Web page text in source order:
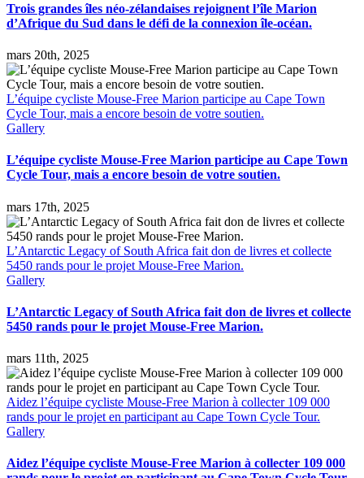
Trois grandes îles néo-zélandaises rejoignent l’île Marion
d’Afrique du Sud dans le défi de la connexion île-océan.
mars 20th, 2025
L’équipe cycliste Mouse-Free Marion participe au Cape Town
Cycle Tour, mais a encore besoin de votre soutien.
Gallery
L’équipe cycliste Mouse-Free Marion participe au Cape Town
Cycle Tour, mais a encore besoin de votre soutien.
mars 17th, 2025
L’Antarctic Legacy of South Africa fait don de livres et collecte
5450 rands pour le projet Mouse-Free Marion.
Gallery
L’Antarctic Legacy of South Africa fait don de livres et collecte
5450 rands pour le projet Mouse-Free Marion.
mars 11th, 2025
Aidez l’équipe cycliste Mouse-Free Marion à collecter 109 000
rands pour le projet en participant au Cape Town Cycle Tour.
Gallery
Aidez l’équipe cycliste Mouse-Free Marion à collecter 109 000